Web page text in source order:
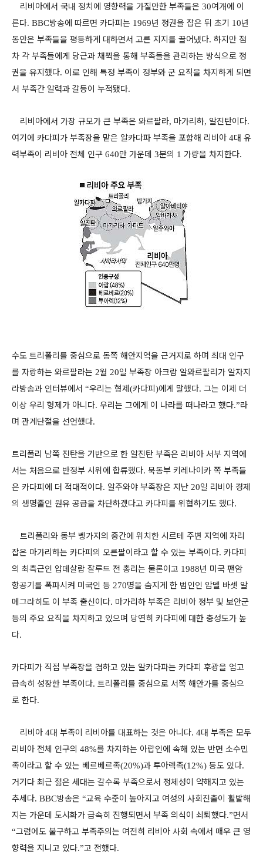
리비아에서 국내 정치에 영향력을 가질만한 부족들은 30여개에 이
른다. BBC방송에 따르면 카다피는 1969년 정권을 잡은 뒤 초기 10년
동안은 부족들을 평등하게 대하면서 고른 지지를 끌어냈다. 하지만 점
차 각 부족들에게 당근과 채찍을 통해 부족들을 관리하는 방식으로 정
권을 유지했다. 이로 인해 특정 부족이 정부와 군 요직을 차지하게 되면
서 부족간 알력과 갈등이 누적됐다.
리비아에서 가장 규모가 큰 부족은 와르팔라, 마가리하, 알진탄이다.
여기에 카다피가 부족장을 맡은 알카다파 부족을 포함해 리비아 4대 유
력부족이 리비아 전체 인구 640만 가운데 3분의 1 가량을 차지한다.
수도 트리폴리를 중심으로 동쪽 해안지역을 근거지로 하며 최대 인구
를 자랑하는 와르팔라는 2월 20일 부족장 아크람 알와르팔리가 알자지
라방송과 인터뷰에서 “우리는 형제(카다피)에게 말했다. 그는 이제 더
이상 우리 형제가 아니다. 우리는 그에게 이 나라를 떠나라고 했다.”라
며 관계단절을 선언했다.
트리폴리 남쪽 진탄을 기반으로 한 알진탄 부족은 리비아 서부 지역에
서는 처음으로 반정부 시위에 합류했다. 북동부 키레나이카 쪽 부족들
은 카다피에 더 적대적이다. 알주와야 부족장은 지난 20일 리비아 경제
의 생명줄인 원유 공급을 차단하겠다고 카다피를 위협하기도 했다.
트리폴리와 동부 벵가지의 중간에 위치한 시르테 주변 지역에 자리
잡은 마가리하는 카다피의 오른팔이라고 할 수 있는 부족이다. 카다피
의 최측근인 압데살람 잘루드 전 총리는 물론이고 1988년 미국 팬암
항공기를 폭파시켜 미국인 등 270명을 숨지게 한 범인인 압델 바셋 알
메그라히도 이 부족 출신이다. 마가리하 부족은 리비아 정부 및 보안군
등의 주요 요직을 차지하고 있으며 당연히 카다피에 대한 충성도가 높
다.
카다피가 직접 부족장을 겸하고 있는 알카다파는 카다피 후광을 업고
급속히 성장한 부족이다. 트리폴리를 중심으로 서쪽 해안가를 중심으
로 한다.
리비아 4대 부족이 리비아를 대표하는 것은 아니다. 4대 부족은 모두
리비아 전체 인구의 48%를 차지하는 아랍인에 속해 있는 반면 소수민
족이라고 할 수 있는 베르베르족(20%)과 투아렉족(12%) 등도 있다.
거기다 최근 젊은 세대는 갈수록 부족으로서 정체성이 약해지고 있는
추세다. BBC방송은 “교육 수준이 높아지고 여성의 사회진출이 활발해
지는 가운데 도시화가 급속히 진행되면서 부족 의식이 쇠퇴했다.”면서
“그럼에도 불구하고 부족주의는 여전히 리비아 사회 속에서 매우 큰 영
향력을 지니고 있다.”고 전했다.